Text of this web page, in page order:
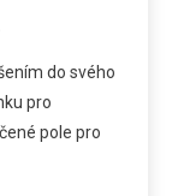
do svého
pro
pole pro